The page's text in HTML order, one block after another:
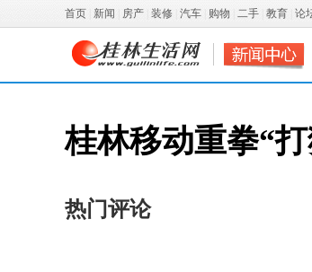
首页 新闻 房产 装修 汽车 购物 二手 教育 论
桂林移动重拳“
热门评论